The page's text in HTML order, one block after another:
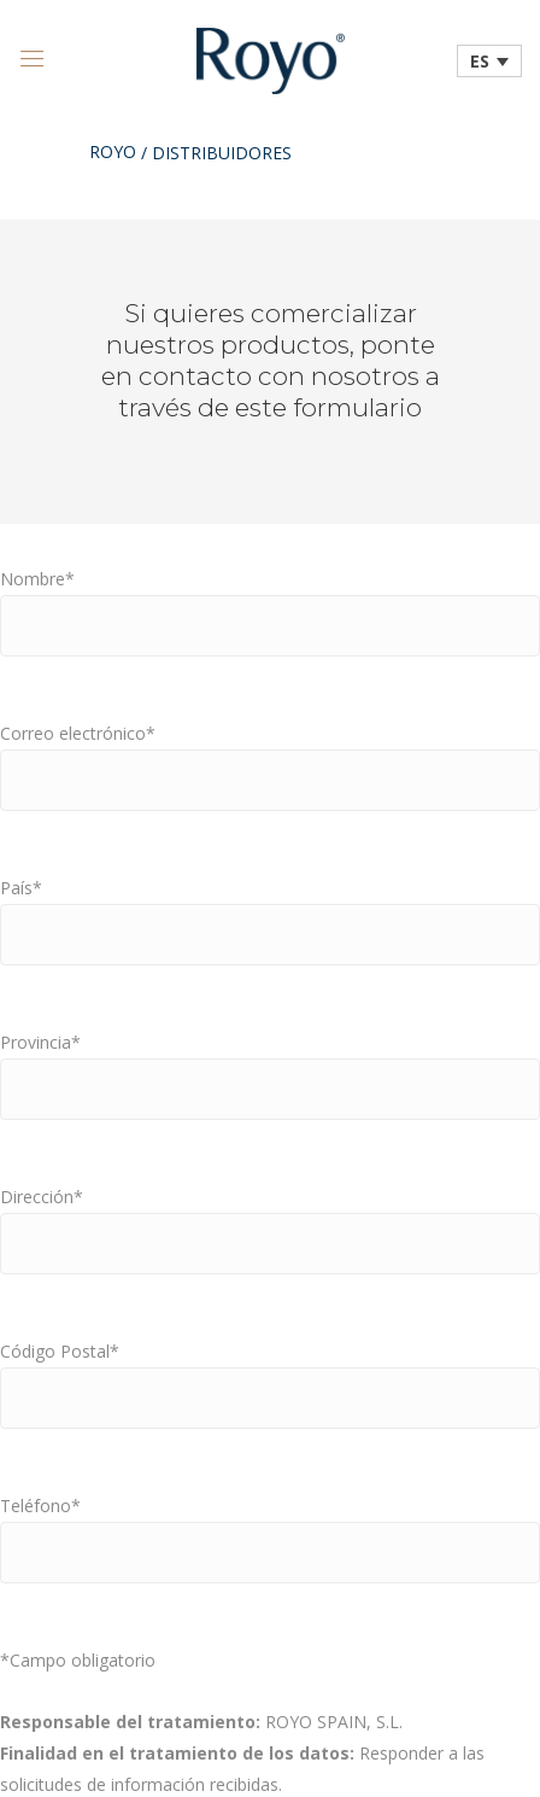
ES
ROYO / DISTRIBUIDORES
Si quieres comercializar
nuestros productos, ponte
en contacto con nosotros a
través de este formulario
Nombre*
Correo electrónico*
País*
Provincia*
Dirección*
Código Postal*
Teléfono*
*Campo obligatorio
Responsable del tratamiento: ROYO SPAIN, S.L.
Finalidad en el tratamiento de los datos: Responder a las
solicitudes de información recibidas.